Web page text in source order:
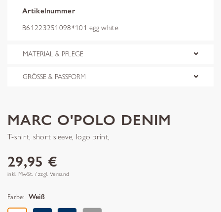
Artikelnummer
B61223251098*101 egg white
MATERIAL & PFLEGE
GRÖSSE & PASSFORM
MARC O'POLO DENIM
T-shirt, short sleeve, logo print,
29,95 €
inkl. MwSt. / zzgl. Versand
Farbe: Weiß